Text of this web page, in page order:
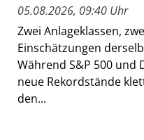
05.08.2026, 09:40 Uhr
Zwei Anlageklassen,
Einschätzungen
Während S&P 500 und
neue Rekordstände
den...